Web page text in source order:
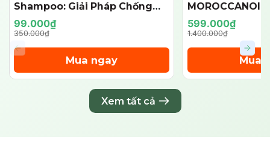
Shampoo: Giải Pháp Chống
Rụng & Kích Thích Mọc Tóc
Chuẩn Y Khoa
99.000₫
350.000₫
Mua ngay
MOROCCANOIL
125ML (PHIÊN
599.000₫
1.400.000₫
Mua
Xem tất cả